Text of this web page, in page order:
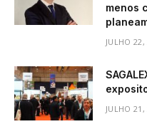
menos
JULHO
JULHO